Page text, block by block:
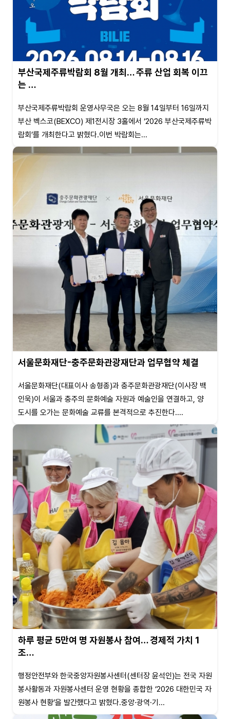
부산국제주류박람회 8월 개최… 주류 산업 회복 이끄
는 …
부산국제주류박람회 운영사무국은 오는 8월 14일부터 16일까지
부산 벡스코(BEXCO) 제1전시장 3홀에서 ‘2026 부산국제주류박
람회’를 개최한다고 밝혔다.이번 박람회는...
서울문화재단-충주문화관광재단과 업무협약 체결
서울문화재단(대표이사 송형종)과 충주문화관광재단(이사장 백
인욱)이 서울과 충주의 문화예술 자원과 예술인을 연결하고, 양
도시를 오가는 문화예술 교류를 본격적으로 추진한다....
하루 평균 5만여 명 자원봉사 참여… 경제적 가치 1
조…
행정안전부와 한국중앙자원봉사센터(센터장 윤석인)는 전국 자원
봉사활동과 자원봉사센터 운영 현황을 종합한 ‘2026 대한민국 자
원봉사 현황’을 발간했다고 밝혔다.중앙·광역·기...